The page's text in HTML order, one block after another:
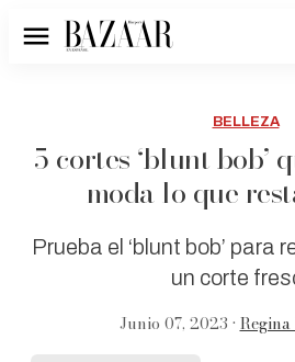
Menú
BELLEZA
5 cortes ‘blunt bob’
moda lo que
Prueba el ‘blunt bob’ para
un corte
Junio 07, 2023 •